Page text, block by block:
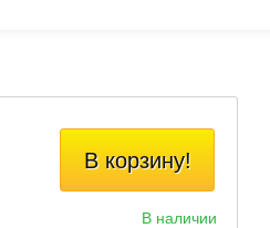
В корзину!
В наличии